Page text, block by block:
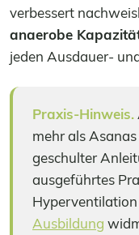
verbessert
anaerobe
jeden Ausdauer-
Praxis-Hinweis.
mehr als
geschulter
ausgeführtes
Ausbildung